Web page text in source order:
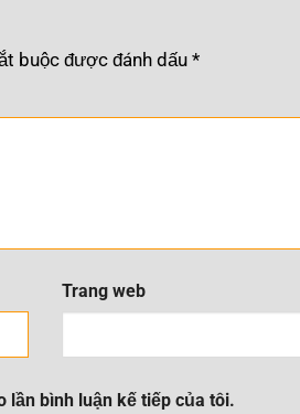
buộc được đánh dấu *
Trang web
lần bình luận kế tiếp của tôi.